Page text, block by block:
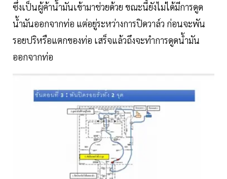
ซึ่งเป็นผู้ค้าน้ำมันเข้ามาช่วยด้วย ขณะนี้ยังไม่ได้มีการดูด
น้ำมันออกจากท่อ แต่อยู่ระหว่างการปิดวาล์ว ก่อนจะพัน
รอยปริหรือแตกของท่อ เสร็จแล้วถึงจะทำการดูดน้ำมัน
ออกจากท่อ